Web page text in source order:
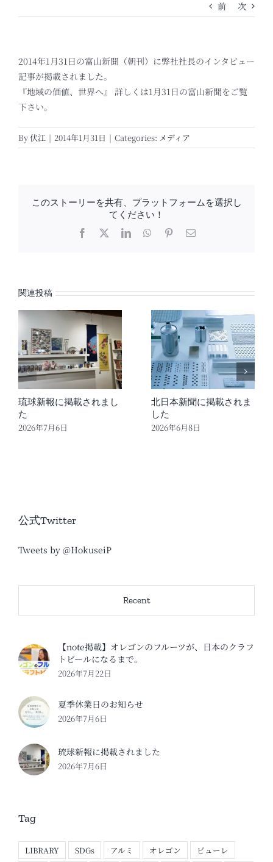
前 次
2014年1月31日の富山新聞（朝刊）に弊社社長のインタビュー
記事が掲載されました。
『地域の価値、世界へ』 詳しくは1月31日の富山新聞をご覧
下さい。
By伏江 | 2014年1月31日 | Categories: メディア
このストーリーを共有、プラットフォームを選択し
てください！
Facebook LinkedInWhatsApp
Pinterest
電
関連投稿
琉球新報に掲載されまし
た
2026年7月6日
北日本新聞に掲載されま
した
2026年6月8日
公式Twitter
Tweets by @HokuseiP
Recent
【note掲載】オレゴンのフルーツが、日本のクラフ
トビールになるまで。
2026年7月22日
夏季休業日のお知らせ
2026年7月6日
琉球新報に掲載されました
2026年7月6日
Tag
LIBRARY SDGs アルミ オレゴン ピューレ